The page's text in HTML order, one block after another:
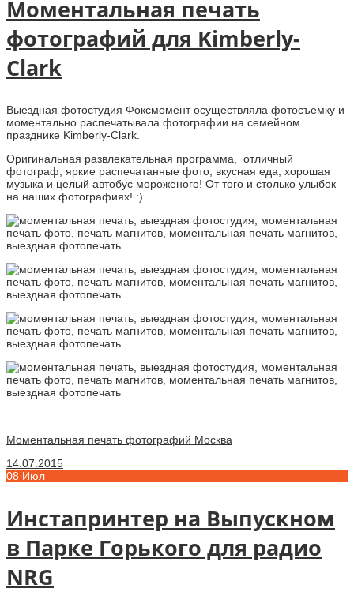
Моментальная печать
фотографий для Kimberly-
Clark
Выездная фотостудия Фоксмомент осуществляла фотосъемку и
моментально распечатывала фотографии на семейном
празднике Kimberly-Clark.
Оригинальная развлекательная программа, отличный
фотограф, яркие распечатанные фото, вкусная еда, хорошая
музыка и целый автобус мороженого! От того и столько улыбок
на наших фотографиях! :)
Моментальная печать фотографий Москва
14.07.2015
08 Июл
Инстапринтер на Выпускном
в Парке Горького для радио
NRG